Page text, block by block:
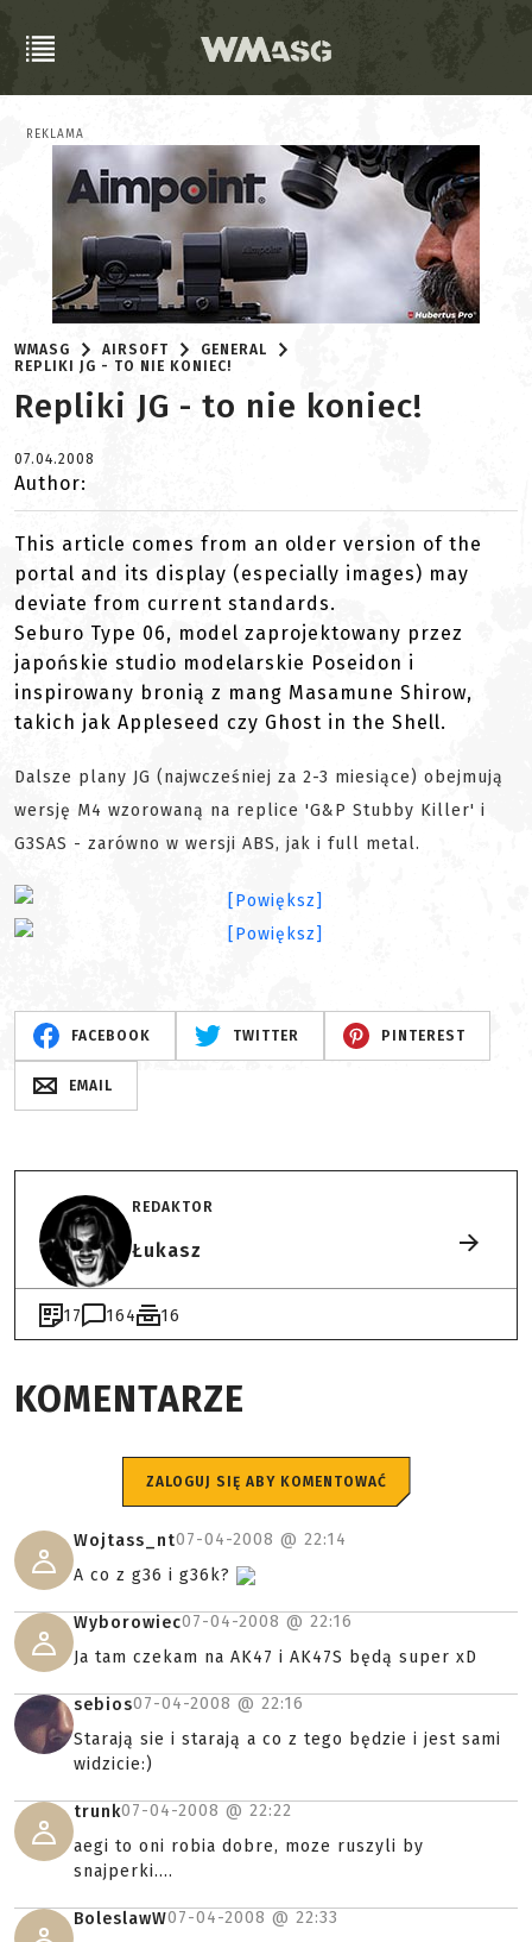
REKLAMA
WMASG AIRSOFT
GENERAL
REPLIKI JG - TO NIE KONIEC!
Repliki JG - to nie koniec!
07.04.2008
Author:
This article comes from an older version of the
portal and its display (especially images) may
deviate from current standards.
Seburo Type 06, model zaprojektowany przez
japońskie studio modelarskie Poseidon i
inspirowany bronią z mang Masamune Shirow,
takich jak Appleseed czy Ghost in the Shell.
Dalsze plany JG (najwcześniej za 2-3 miesiące) obejmują
wersję M4 wzorowaną na replice 'G&P Stubby Killer' i
G3SAS - zarówno w wersji ABS, jak i full metal.
FACEBOOK TWITTER PINTEREST
EMAIL
REDAKTOR
Łukasz
17 164 16
KOMENTARZE
ZALOGUJ SIĘ ABY KOMENTOWAĆ
Wojtass_nt07-04-2008 @ 22:14
A co z g36 i g36k?
Wyborowiec07-04-2008 @ 22:16
Ja tam czekam na AK47 i AK47S będą super xD
sebios07-04-2008 @ 22:16
Starają sie i starają a co z tego będzie i jest sami
widzicie:)
trunk07-04-2008 @ 22:22
aegi to oni robia dobre, moze ruszyli by
snajperki....
BoleslawW07-04-2008 @ 22:33